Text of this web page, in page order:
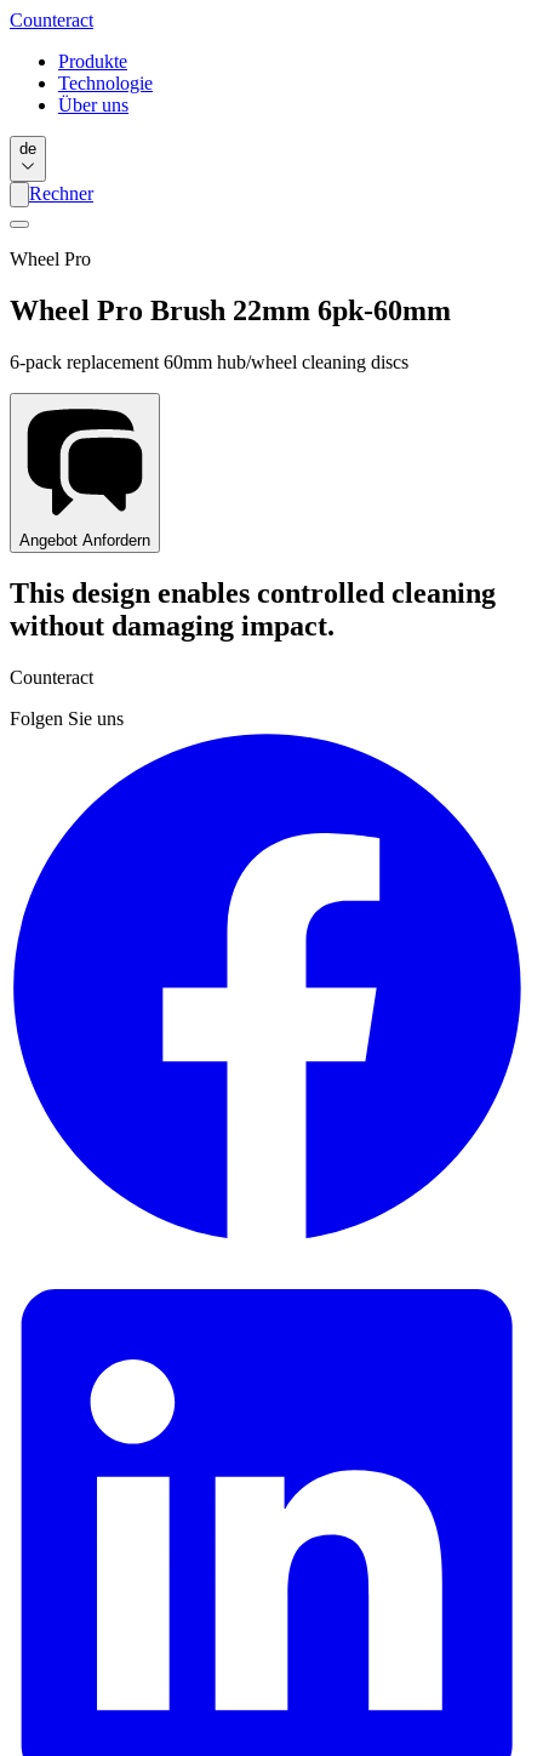
Counteract
Produkte
Technologie
Über uns
de
Rechner
Wheel Pro
Wheel Pro Brush 22mm 6pk-60mm
6-pack replacement 60mm hub/wheel cleaning discs
Angebot Anfordern
This design enables controlled cleaning
without damaging impact.
Counteract
Folgen Sie uns